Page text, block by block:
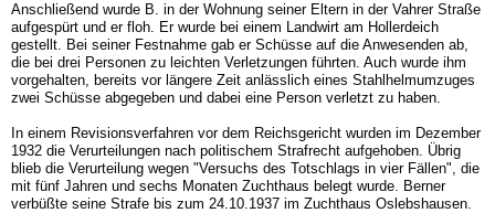
Anschließend wurde B. in der Wohnung seiner Eltern in der Vahrer Straße
aufgespürt und er floh. Er wurde bei einem Landwirt am Hollerdeich
gestellt. Bei seiner Festnahme gab er Schüsse auf die Anwesenden ab,
die bei drei Personen zu leichten Verletzungen führten. Auch wurde ihm
vorgehalten, bereits vor längere Zeit anlässlich eines Stahlhelmumzuges
zwei Schüsse abgegeben und dabei eine Person verletzt zu haben.
In einem Revisionsverfahren vor dem Reichsgericht wurden im Dezember
1932 die Verurteilungen nach politischem Strafrecht aufgehoben. Übrig
blieb die Verurteilung wegen "Versuchs des Totschlags in vier Fällen", die
mit fünf Jahren und sechs Monaten Zuchthaus belegt wurde. Berner
verbüßte seine Strafe bis zum 24.10.1937 im Zuchthaus Oslebshausen.